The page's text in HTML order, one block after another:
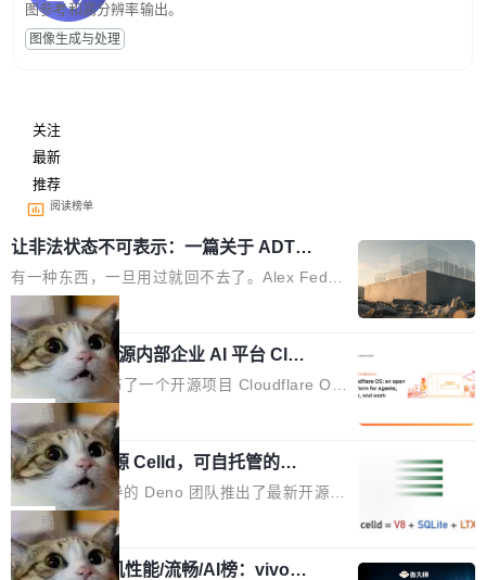
图参考和高分辨率输出。
图像生成与处理
关注
最新
推荐
阅读榜单
让非法状态不可表示：一篇关于 ADT
的帖子在 Reddit 火了
有一种东西，一旦用过就回不去了。Alex Fedos
eev 管它叫"软件设计的基石"。 他说的东西不新
鲜——代数数据类型（ADT），尤其是和类型
（sum type）。但他说清楚了一件事：这不是类
型系统的学术体操，是日常编码的思维方式。 文
章从一个简单的例子切入。一个网站的深色主题
设置，如果用布尔值 + 可空字段来表示——bool
ean 表示是否可切换，nullable 的默认模式、浅
色方案、深色方案——会产生大量无意义的组
合。方案缺了、配置冲突了、全 null 了。要知道
哪些组合有效，作者说，你得靠"文档、校验、或
者部落知识"。 换个写法。Rust 的 enum，两个
局
Cloudflare 开源内部企业 AI 平台 Clou
dflare OS
Cloudflare 发布了一个开源项目 Cloudflare O
S。如果你只看官方博客，你会觉得这是又一
个"AI 知识库 + 聊天机器人"——每个大厂都在
做，没什么新鲜的。 但 Kenton Varda 在 Twitte
r 上把事情说清楚了： 今天我们发布了 Cloudfla
re OS，一个带连接器的聊天机器人，跟其他所
有科技公司做的一样。只不过，实际上它不一
样。这是 Sandstorm.io 的重制版，我十年前的
局
Deno 团队开源 Celld，可自托管的分
布式 Durable Objects
Ryan Dahl 领导的 Deno 团队推出了最新开源项
目 Celld，一个能在自己机器上运行 Cloudflare
Workers 和 Durable Objects 的守护进程。 设
计思路很直接：每个对象是一个独立的 SQLite
局
鲁大师7月新机性能/流畅/AI榜：vivo夺